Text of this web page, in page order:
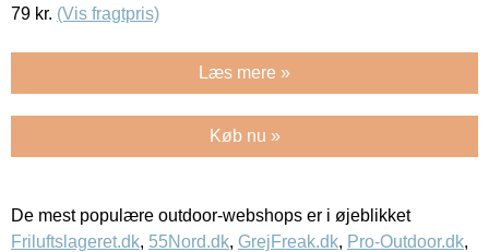
79 kr. (Vis fragtpris)
Læs mere »
Køb nu »
De mest populære outdoor-webshops er i øjeblikket
Friluftslageret.dk, 55Nord.dk, GrejFreak.dk, Pro-Outdoor.dk,